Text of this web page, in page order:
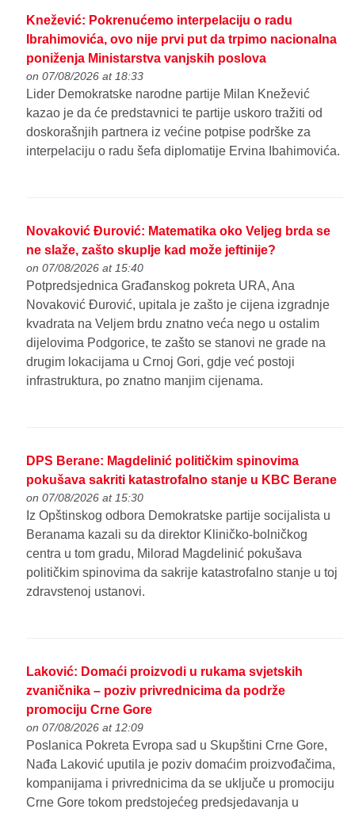
Knežević: Pokrenućemo interpelaciju o radu
Ibrahimovića, ovo nije prvi put da trpimo nacionalna
poniženja Ministarstva vanjskih poslova
on 07/08/2026 at 18:33
Lider Demokratske narodne partije Milan Knežević
kazao je da će predstavnici te partije uskoro tražiti od
doskorašnjih partnera iz većine potpise podrške za
interpelaciju o radu šefa diplomatije Ervina Ibahimovića.
Novaković Đurović: Matematika oko Veljeg brda se
ne slaže, zašto skuplje kad može jeftinije?
on 07/08/2026 at 15:40
Potpredsjednica Građanskog pokreta URA, Ana
Novaković Đurović, upitala je zašto je cijena izgradnje
kvadrata na Veljem brdu znatno veća nego u ostalim
dijelovima Podgorice, te zašto se stanovi ne grade na
drugim lokacijama u Crnoj Gori, gdje već postoji
infrastruktura, po znatno manjim cijenama.
DPS Berane: Magdelinić političkim spinovima
pokušava sakriti katastrofalno stanje u KBC Berane
on 07/08/2026 at 15:30
Iz Opštinskog odbora Demokratske partije socijalista u
Beranama kazali su da direktor Kliničko-bolničkog
centra u tom gradu, Milorad Magdelinić pokušava
političkim spinovima da sakrije katastrofalno stanje u toj
zdravstenoj ustanovi.
Laković: Domaći proizvodi u rukama svjetskih
zvaničnika – poziv privrednicima da podrže
promociju Crne Gore
on 07/08/2026 at 12:09
Poslanica Pokreta Evropa sad u Skupštini Crne Gore,
Nađa Laković uputila je poziv domaćim proizvođačima,
kompanijama i privrednicima da se uključe u promociju
Crne Gore tokom predstojećeg predsjedavanja u